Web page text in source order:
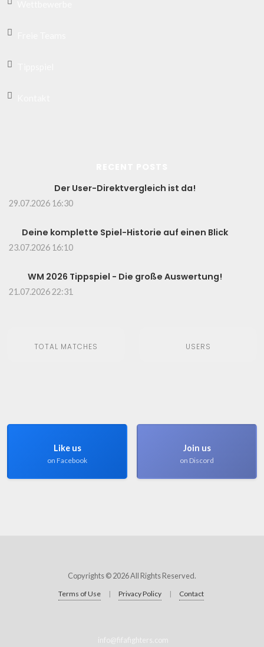
Der User-Direktvergleich ist da!
29.07.2026 16:30
Deine komplette Spiel-Historie auf einen Blick
23.07.2026 16:10
WM 2026 Tippspiel - Die große Auswertung!
21.07.2026 22:31
TOTAL MATCHES USERS
Like us
on Facebook
Join us
on Discord
Copyrights © 2026 All Rights Reserved.
Terms of Use | Privacy Policy | Contact
info@fifafighters.com